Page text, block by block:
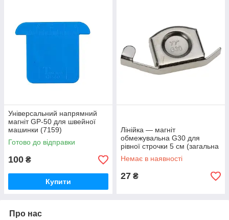
Універсальний напрямний
магніт GP-50 для швейної
машинки (7159)
Готово до відправки
100 ₴
Купити
Лінійка — магніт
обмежувальна G30 для
рівної строчки 5 см (загальна
довжина) (6290)
Немає в наявності
27 ₴
Про нас